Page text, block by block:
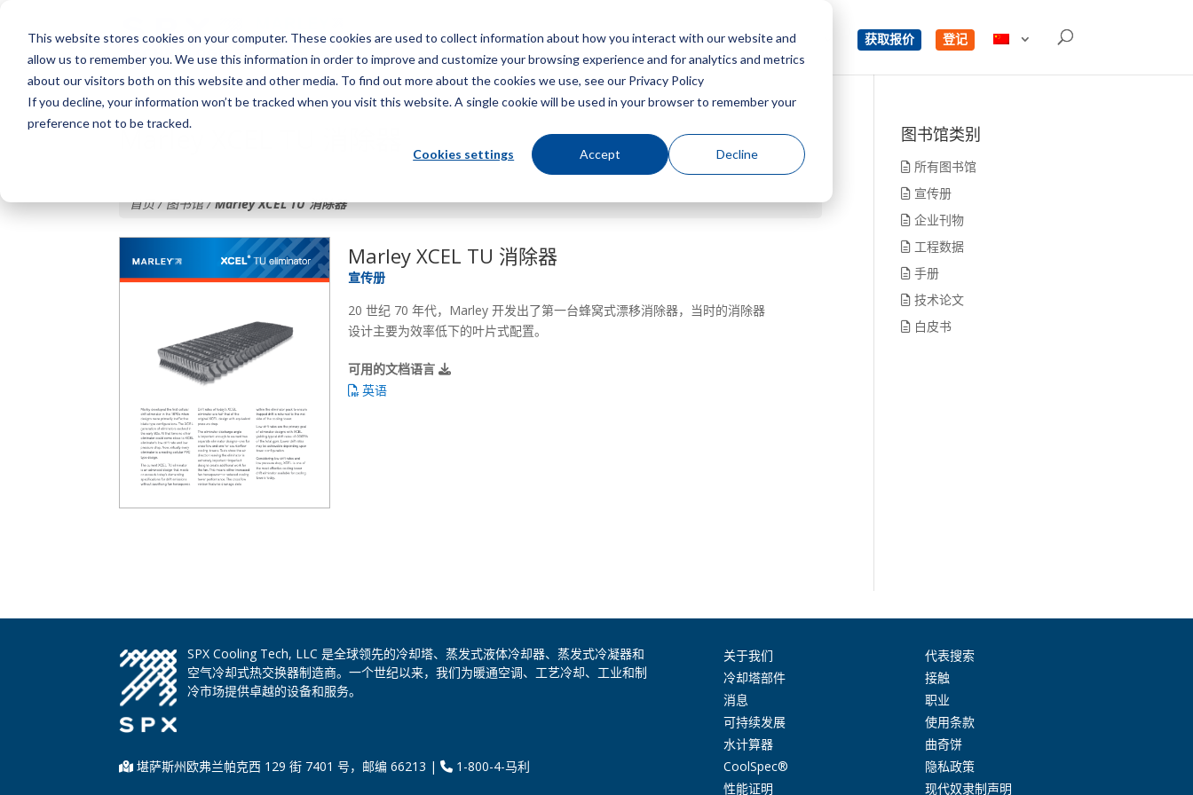
This website stores cookies on your computer. These cookies are used to collect information about how you interact with our website and
allow us to remember you. We use this information in order to improve and customize your browsing experience and for analytics and metrics
about our visitors both on this website and other media. To find out more about the cookies we use, see our Privacy Policy
If you decline, your information won’t be tracked when you visit this website. A single cookie will be used in your browser to remember your
preference not to be tracked.
Cookies settings Accept Decline
菜单 获取报价 登记
Marley XCEL TU 消除器
首页 / 图书馆 /Marley XCEL TU 消除器
Marley XCEL TU 消除器
宣传册
20 世纪 70 年代，Marley 开发出了第一台蜂窝式漂移消除器，当时的消除器
设计主要为效率低下的叶片式配置。
可用的文档语言
英语
图书馆类别
所有图书馆
宣传册
企业刊物
工程数据
手册
技术论文
白皮书
SPX Cooling Tech, LLC 是全球领先的冷却塔、蒸发式液体冷却器、蒸发式冷凝器和
空气冷却式热交换器制造商。一个世纪以来，我们为暖通空调、工艺冷却、工业和制
冷市场提供卓越的设备和服务。
堪萨斯州欧弗兰帕克西 129 街 7401 号，邮编 66213 | 1-800-4-马利
关于我们
冷却塔部件
消息
可持续发展
水计算器
CoolSpec®
性能证明
代表搜索
接触
职业
使用条款
曲奇饼
隐私政策
现代奴隶制声明